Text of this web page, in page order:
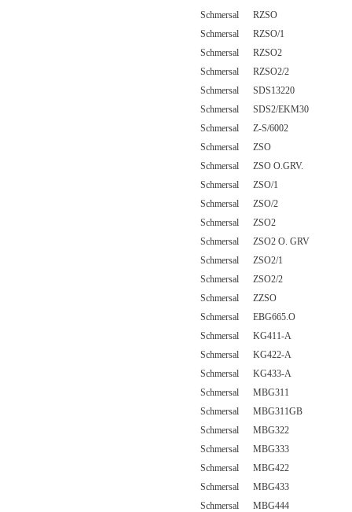
Schmersal RZSO
Schmersal RZSO/1
Schmersal RZSO2
Schmersal RZSO2/2
Schmersal SDS13220
Schmersal SDS2/EKM30
Schmersal Z-S/6002
Schmersal ZSO
Schmersal ZSO O.GRV.
Schmersal ZSO/1
Schmersal ZSO/2
Schmersal ZSO2
Schmersal ZSO2 O. GRV
Schmersal ZSO2/1
Schmersal ZSO2/2
Schmersal ZZSO
Schmersal EBG665.O
Schmersal KG411-A
Schmersal KG422-A
Schmersal KG433-A
Schmersal MBG311
Schmersal MBG311GB
Schmersal MBG322
Schmersal MBG333
Schmersal MBG422
Schmersal MBG433
Schmersal MBG444